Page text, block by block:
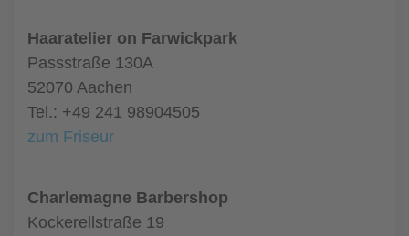
Haaratelier on Farwickpark
Passstraße 130A
52070 Aachen
Tel.: +49 241 98904505
zum Friseur
Charlemagne Barbershop
Kockerellstraße 19